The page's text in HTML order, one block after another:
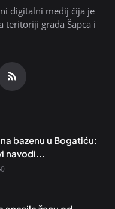
digitalni medij čija je
teritoriji grada Šapca i
bazenu u Bogatiću:
navodi...
0